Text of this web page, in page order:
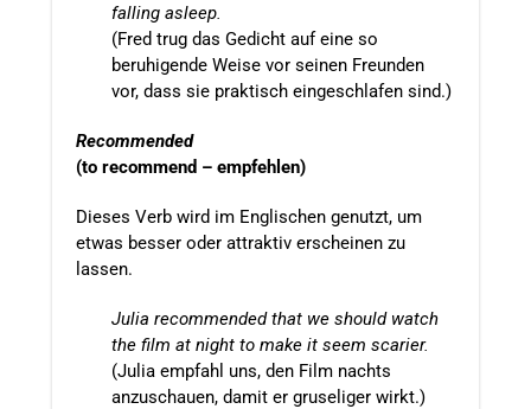
falling asleep.
(Fred trug das Gedicht auf eine so
beruhigende Weise vor seinen Freunden
vor, dass sie praktisch eingeschlafen sind.)
Recommended
(to recommend – empfehlen)
Dieses Verb wird im Englischen genutzt, um
etwas besser oder attraktiv erscheinen zu
lassen.
Julia recommended that we should watch
the film at night to make it seem scarier.
(Julia empfahl uns, den Film nachts
anzuschauen, damit er gruseliger wirkt.)